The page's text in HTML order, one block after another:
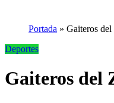
Portada » Gaiteros del
Deportes
Gaiteros del